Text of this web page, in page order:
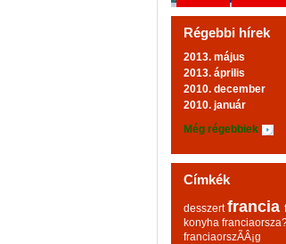
Régebbi hírek
2013. május
2013. április
2010. december
2010. január
Még régebbiek
Címkék
desszert francia
konyha
franciaorszÃÂ¡g